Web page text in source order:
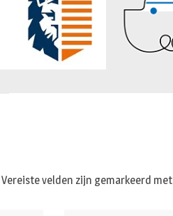
Vereiste velden zijn gemarkeerd met